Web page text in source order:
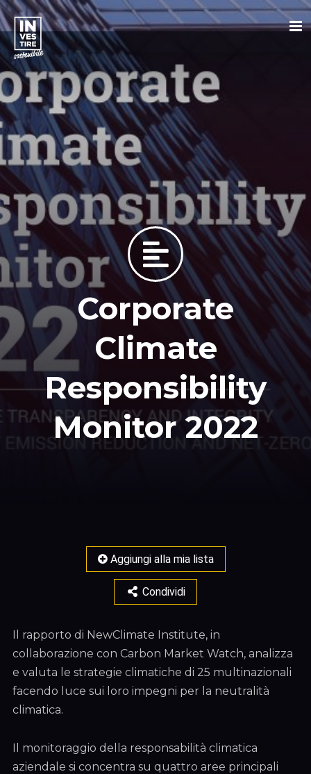
Corporate
Climate
Responsibility
Monitor 2022
Aggiungi alla mia lista
Condividi
Il rapporto di NewClimate Institute, in
collaborazione con Carbon Market Watch, analizza
e valuta le strategie climatiche di 25 multinazionali
facendo luce sui loro impegni per la neutralità
climatica.
Il monitoraggio della responsabilità climatica
aziendale si concentra su quattro aree principali